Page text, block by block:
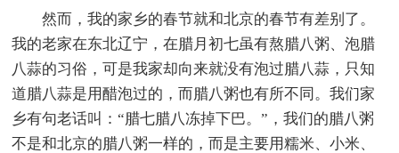
然而，我的家乡的春节就和北京的春节有差别了。
我的老家在东北辽宁，在腊月初七虽有熬腊八粥、泡腊
八蒜的习俗，可是我家却向来就没有泡过腊八蒜，只知
道腊八蒜是用醋泡过的，而腊八粥也有所不同。我们家
乡有句老话叫：“腊七腊八冻掉下巴。”，我们的腊八粥
不是和北京的腊八粥一样的，而是主要用糯米、小米、